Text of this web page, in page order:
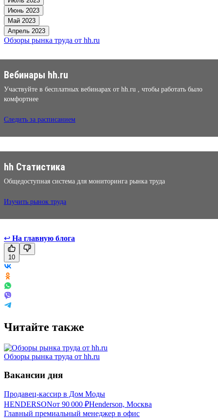
Июнь 2023
Май 2023
Апрель 2023
Обзоры рынка труда от hh.ru
Вебинары hh.ru
Участвуйте в бесплатных вебинарах от hh.ru , чтобы работать было
комфортнее
Следить за расписанием
hh Статистика
Общедоступная система для мониторинга рынка труда
Изучить рынок труда
↩ На главную блога
10
Читайте также
Обзоры рынка труда от hh.ru
Вакансии дня
Продавец-кассир в Дом Моды
HENDERSONот 90 000 ₽Henderson, Москва
Главный премиальный менеджер в офис